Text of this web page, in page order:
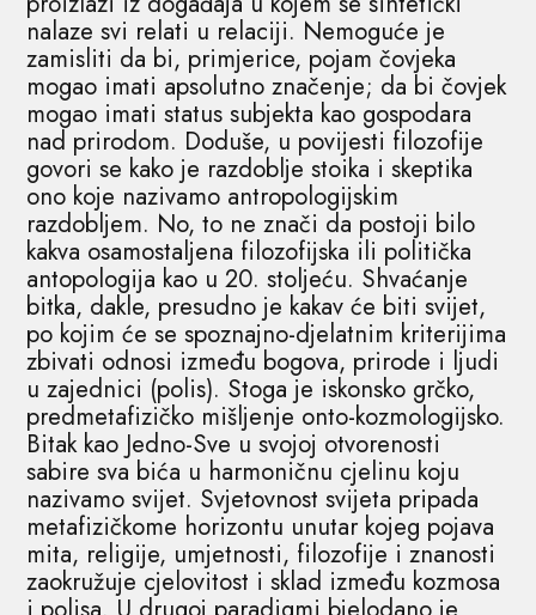
nalaze svi relati u relaciji. Nemoguće je
zamisliti da bi, primjerice, pojam čovjeka
mogao imati apsolutno značenje; da bi čovjek
mogao imati status subjekta kao gospodara
nad prirodom. Doduše, u povijesti filozofije
govori se kako je razdoblje stoika i skeptika
ono koje nazivamo antropologijskim
razdobljem. No, to ne znači da postoji bilo
kakva osamostaljena filozofijska ili politička
antopologija kao u 20. stoljeću. Shvaćanje
bitka, dakle, presudno je kakav će biti svijet,
po kojim će se spoznajno-djelatnim kriterijima
zbivati odnosi između bogova, prirode i ljudi
u zajednici (polis). Stoga je iskonsko grčko,
predmetafizičko mišljenje onto-kozmologijsko.
Bitak kao Jedno-Sve u svojoj otvorenosti
sabire sva bića u harmoničnu cjelinu koju
nazivamo svijet. Svjetovnost svijeta pripada
metafizičkome horizontu unutar kojeg pojava
mita, religije, umjetnosti, filozofije i znanosti
zaokružuje cjelovitost i sklad između kozmosa